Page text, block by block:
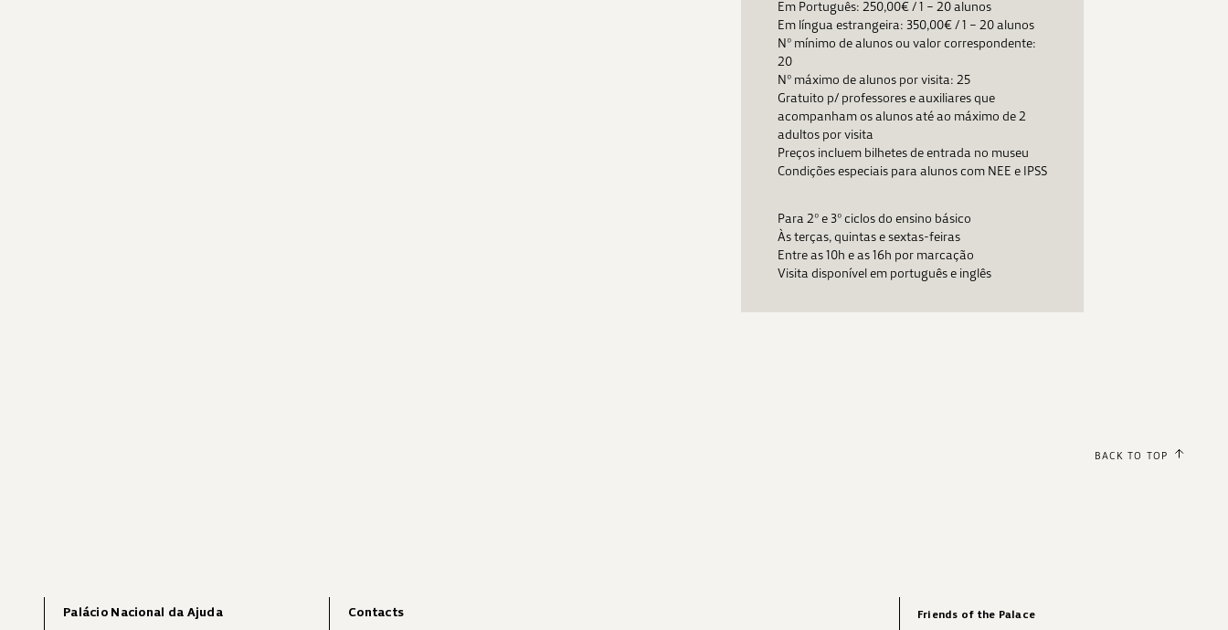
Em Português: 250,00€ / 1 – 20 alunos
Em língua estrangeira: 350,00€ / 1 – 20 alunos
Nº mínimo de alunos ou valor correspondente:
20
Nº máximo de alunos por visita: 25
Gratuito p/ professores e auxiliares que
acompanham os alunos até ao máximo de 2
adultos por visita
Preços incluem bilhetes de entrada no museu
Condições especiais para alunos com NEE e IPSS
Para 2º e 3º ciclos do ensino básico
Às terças, quintas e sextas-feiras
Entre as 10h e as 16h por marcação
Visita disponível em português e inglês
BACK TO TOP
Palácio Nacional da Ajuda Contacts Friends of the Palace